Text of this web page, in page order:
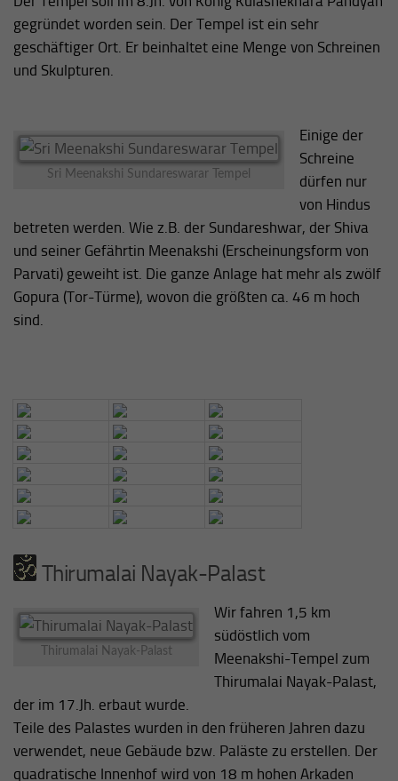
gegründet worden sein. Der Tempel ist ein sehr
geschäftiger Ort. Er beinhaltet eine Menge von Schreinen
und Skulpturen.
Sri Meenakshi Sundareswarar Tempel
Einige der
Schreine
dürfen nur
von Hindus
betreten werden. Wie z.B. der Sundareshwar, der Shiva
und seiner Gefährtin Meenakshi (Erscheinungsform von
Parvati) geweiht ist. Die ganze Anlage hat mehr als zwölf
Gopura (Tor-Türme), wovon die größten ca. 46 m hoch
sind.
Thirumalai Nayak-Palast
Thirumalai Nayak-Palast
Wir fahren 1,5 km
südöstlich vom
Meenakshi-Tempel zum
Thirumalai Nayak-Palast,
der im 17.Jh. erbaut wurde.
Teile des Palastes wurden in den früheren Jahren dazu
verwendet, neue Gebäude bzw. Paläste zu erstellen. Der
quadratische Innenhof wird von 18 m hohen Arkaden